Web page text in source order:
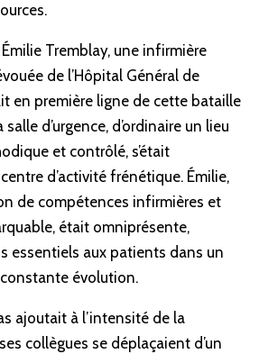
Tremblay, une infirmière
de l’Hôpital Général de
en première ligne de cette bataille
d’urgence, d’ordinaire un lieu
et contrôlé, s’était
d’activité frénétique. Émilie,
de compétences infirmières et
était omniprésente,
essentiels aux patients dans un
évolution.
ajoutait à l’intensité de la
collègues se déplaçaient d’un